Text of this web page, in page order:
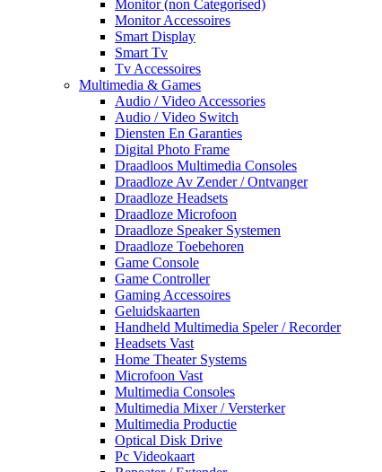
Monitor (non Categorised)
Monitor Accessoires
Smart Display
Smart Tv
Tv Accessoires
Multimedia & Games
Audio / Video Accessories
Audio / Video Switch
Diensten En Garanties
Digital Photo Frame
Draadloos Multimedia Consoles
Draadloze Av Zender / Ontvanger
Draadloze Headsets
Draadloze Microfoon
Draadloze Speaker Systemen
Draadloze Toebehoren
Game Console
Game Controller
Gaming Accessoires
Geluidskaarten
Handheld Multimedia Speler / Recorder
Headsets Vast
Home Theater Systems
Microfoon Vast
Multimedia Consoles
Multimedia Mixer / Versterker
Multimedia Productie
Optical Disk Drive
Pc Videokaart